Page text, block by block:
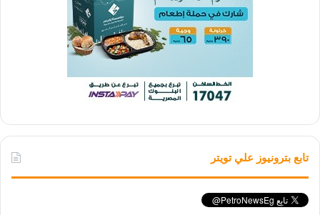
تابع بترونيوز علي تويتر